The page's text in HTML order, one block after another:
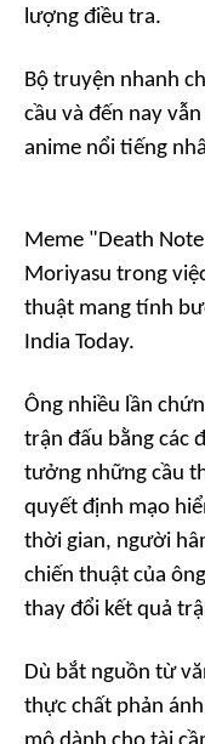
lượng điều tra.
Bộ truyện nhanh
cầu và đến nay
anime nổi tiếng
Meme "Death
Moriyasu trong
thuật mang tính
India Today.
Ông nhiều lần
trận đấu bằng các
tưởng những cầu
quyết định mạo
thời gian, người
chiến thuật của
thay đổi kết quả
Dù bắt nguồn từ
thực chất phản